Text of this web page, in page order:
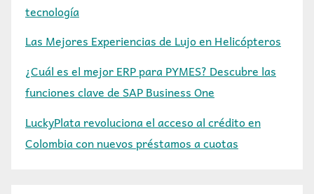
tecnología
Las Mejores Experiencias de Lujo en Helicópteros
¿Cuál es el mejor ERP para PYMES? Descubre las
funciones clave de SAP Business One
LuckyPlata revoluciona el acceso al crédito en
Colombia con nuevos préstamos a cuotas